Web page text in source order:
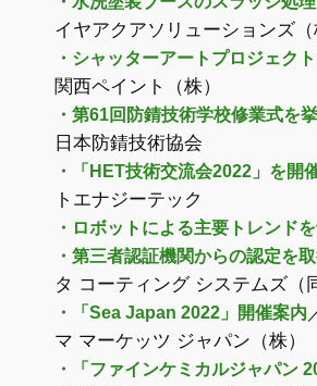
イヤアクアソリューションズ（
・シャッターアートプロジェク
関西ペイント（株）
・第61回防錆技術学校修業式を
日本防錆技術協会
・「HET技術交流会2022」を開
トエナジーテック
・ロボットによる主要トレンド
・第三者認証機関からの認定を
タ コーティング システムズ（
・「Sea Japan 2022」開催案内
マ マーケッツ ジャパン（株）
・「ファインケミカルジャパン